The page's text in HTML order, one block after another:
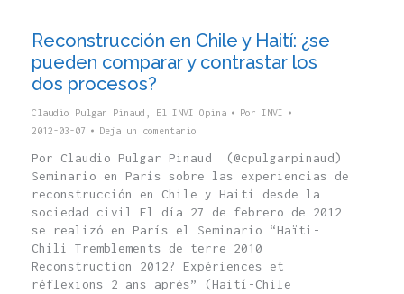
Reconstrucción en Chile y Haití: ¿se
pueden comparar y contrastar los
dos procesos?
Claudio Pulgar Pinaud El INVI Opina Por INVI
2012-03-07
Deja un comentario
Por Claudio Pulgar Pinaud (@cpulgarpinaud)
Seminario en París sobre las experiencias de
reconstrucción en Chile y Haití desde la
sociedad civil El día 27 de febrero de 2012
se realizó en París el Seminario “Haïti-
Chili Tremblements de terre 2010
Reconstruction 2012? Expériences et
réflexions 2 ans après” (Haití-Chile